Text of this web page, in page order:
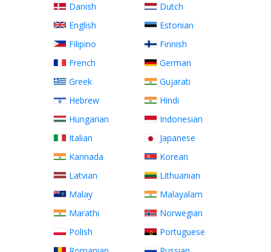
Danish
Dutch
English
Estonian
Filipino
Finnish
French
German
Greek
Gujarati
Hebrew
Hindi
Hungarian
Indonesian
Italian
Japanese
Kannada
Korean
Latvian
Lithuanian
Malay
Malayalam
Marathi
Norwegian
Polish
Portuguese